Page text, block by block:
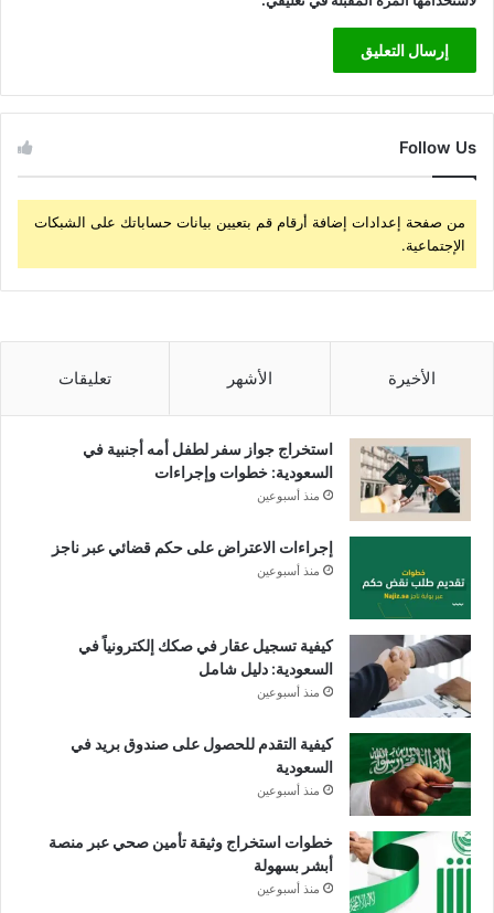
Follow Us
من صفحة إعدادات إضافة أرقام قم بتعيين بيانات حساباتك على الشبكات
الإجتماعية.
الأخيرة الأشهر تعليقات
استخراج جواز سفر لطفل أمه أجنبية في
السعودية: خطوات وإجراءات
منذ أسبوعين
إجراءات الاعتراض على حكم قضائي عبر ناجز
منذ أسبوعين
كيفية تسجيل عقار في صكك إلكترونياً في
السعودية: دليل شامل
منذ أسبوعين
كيفية التقدم للحصول على صندوق بريد في
السعودية
منذ أسبوعين
خطوات استخراج وثيقة تأمين صحي عبر منصة
أبشر بسهولة
منذ أسبوعين